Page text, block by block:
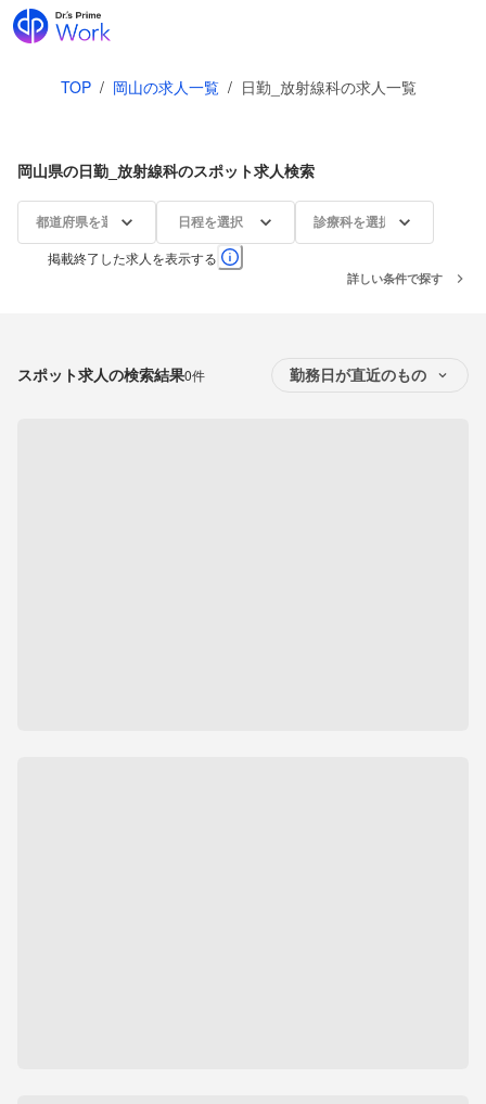
TOP / 岡山の求人一覧 / 日勤_放射線科の求人一覧
岡山県の日勤_放射線科のスポット求人検索
都道府県を選択 日程を選択 診療科を選択
掲載終了した求人を表示する
詳しい条件で探す
スポット求人の検索結果0件 勤務日が直近のもの